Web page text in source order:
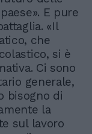
E pure
«Il
che
si è
Ci sono
generale,
bisogno di
la
sul lavoro